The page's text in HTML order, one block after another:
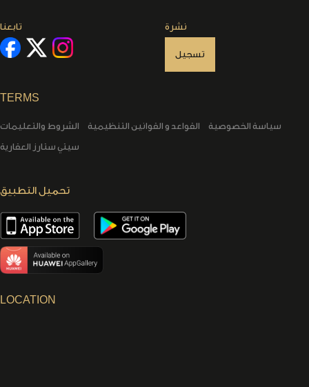
تابعنا نشرة
تسجيل
TERMS
الشروط والتعليمات القواعد و القوانين التنظيمية
سياسة الخصوصية
سيتي ستارز العقارية
تحميل التطبيق
LOCATION